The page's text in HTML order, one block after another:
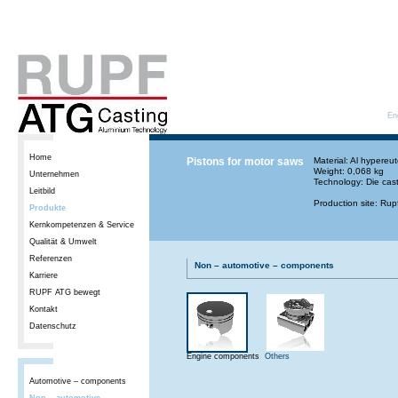
Home
Unternehmen
Leitbild
Produkte
Kernkompetenzen & Service
Qualität & Umwelt
Referenzen
Karriere
RUPF ATG bewegt
Kontakt
Datenschutz
Automotive – components
Pistons for motor saws
Material: Al
Weight: 0,068 kg
Technology: Die
Production site:
Non – automotive – components
Engine components Others